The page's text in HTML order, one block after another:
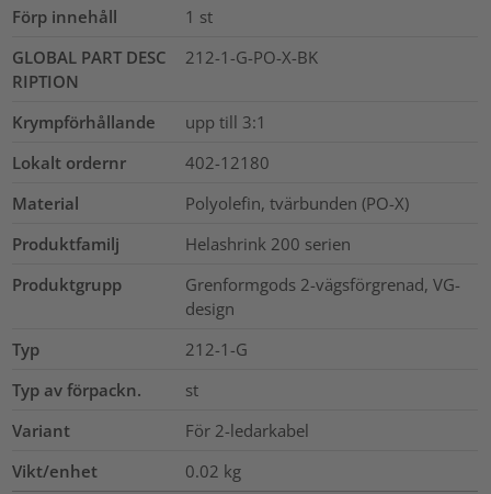
Förp innehåll
1 st
GLOBAL PART DESC
RIPTION
212-1-G-PO-X-BK
Krympförhållande
upp till 3:1
Lokalt ordernr
402-12180
Material
Polyolefin, tvärbunden (PO-X)
Produktfamilj
Helashrink 200 serien
Produktgrupp
Grenformgods 2-vägsförgrenad, VG-
design
Typ
212-1-G
Typ av förpackn.
st
Variant
För 2-ledarkabel
Vikt/enhet
0.02 kg